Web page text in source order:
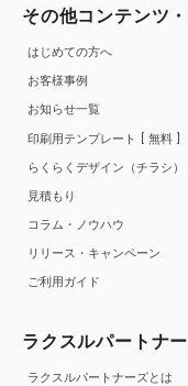
その他コンテンツ
はじめての方へ
お客様事例
お知らせ一覧
印刷用テンプレート
無料
らくらくデザイン（チラシ）
見積もり
コラム・ノウハウ
リリース・キャンペーン
ご利用ガイド
ラクスルパートナ
ラクスルパートナーズとは